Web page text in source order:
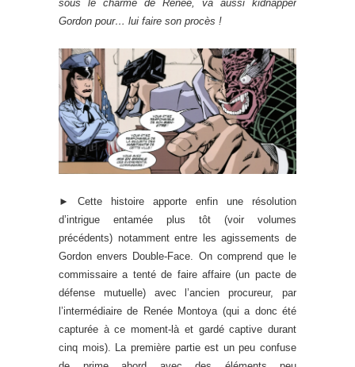
sous le charme de Renée, va aussi kidnapper
Gordon pour… lui faire son procès !
► Cette histoire apporte enfin une résolution
d’intrigue entamée plus tôt (voir volumes
précédents) notamment entre les agissements de
Gordon envers Double-Face. On comprend que le
commissaire a tenté de faire affaire (un pacte de
défense mutuelle) avec l’ancien procureur, par
l’intermédiaire de Renée Montoya (qui a donc été
capturée à ce moment-là et gardé captive durant
cinq mois). La première partie est un peu confuse